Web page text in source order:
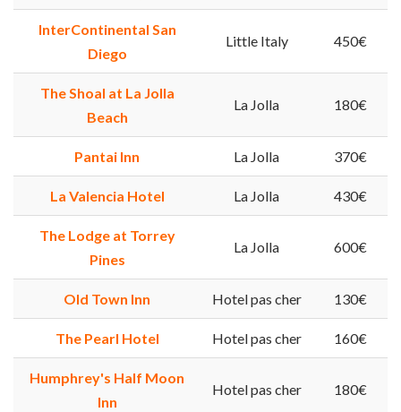
InterContinental San
Diego
Little Italy 450€
The Shoal at La Jolla
Beach
La Jolla 180€
Pantai Inn La Jolla 370€
La Valencia Hotel La Jolla 430€
The Lodge at Torrey
Pines
La Jolla 600€
Old Town Inn Hotel pas cher 130€
The Pearl Hotel Hotel pas cher 160€
Humphrey's Half Moon
Inn
Hotel pas cher 180€